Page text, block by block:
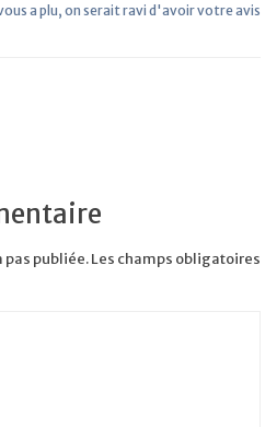
a plu, on serait ravi d'avoir votre avis
pas publiée.Les champs obligatoires